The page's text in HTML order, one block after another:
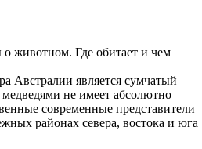
Австралии является сумчатый
не имеет абсолютно
современные представители
районах севера, востока и юга